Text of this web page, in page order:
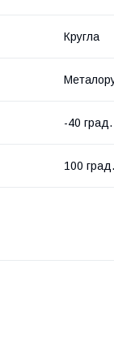
Кругла
-40 град.
100 град.